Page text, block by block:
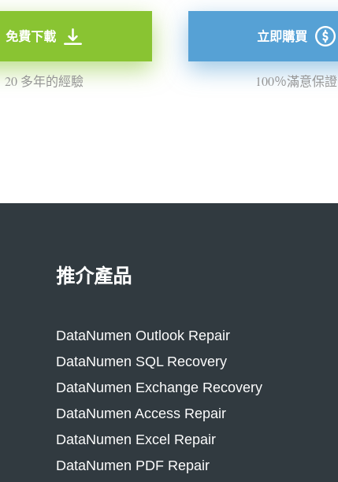
免費下載
20 多年的經驗
立即購買
100％滿意保證
推介產品
DataNumen Outlook Repair
DataNumen SQL Recovery
DataNumen Exchange Recovery
DataNumen Access Repair
DataNumen Excel Repair
DataNumen PDF Repair